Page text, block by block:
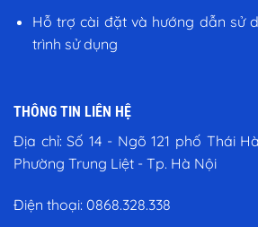
Hỗ trợ cài đặt và hướng dẫn sử
trình sử dụng
THÔNG TIN LIÊN HỆ
Địa chỉ: Số 14 - Ngõ 121 phố Thái
Phường Trung Liệt - Tp. Hà Nội
Điện thoại: 0868.328.338